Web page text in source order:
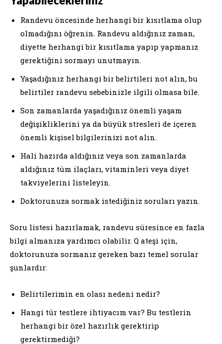
Randevu öncesinde herhangi bir kısıtlama olup
olmadığını öğrenin. Randevu aldığınız zaman,
diyette herhangi bir kısıtlama yapıp yapmanız
gerektiğini sormayı unutmayın.
Yaşadığınız herhangi bir belirtileri not alın, bu
belirtiler randevu sebebinizle ilgili olmasa bile.
Son zamanlarda yaşadığınız önemli yaşam
değişikliklerini ya da büyük stresleri de içeren
önemli kişisel bilgilerinizi not alın.
Hali hazırda aldığınız veya son zamanlarda
aldığınız tüm ilaçları, vitaminleri veya diyet
takviyelerini listeleyin.
Doktorunuza sormak istediğiniz soruları yazın.
Soru listesi hazırlamak, randevu süresince en fazla
bilgi almanıza yardımcı olabilir. Q ateşi için,
doktorunuza sormanız gereken bazı temel sorular
şunlardır:
Belirtilerimin en olası nedeni nedir?
Hangi tür testlere ihtiyacım var? Bu testlerin
herhangi bir özel hazırlık gerektirip
gerektirmediği?